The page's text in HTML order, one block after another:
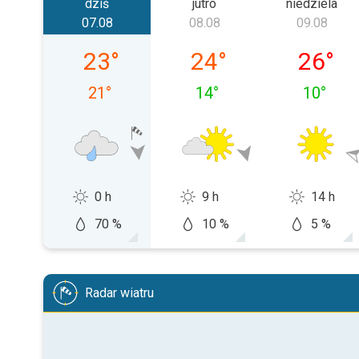
dziś
piątek, 07.08
07.08
23°
21 °
0 h
70 %
jutro
sobota, 08.08
08.08
24°
14°
9 h
10 %
niedziela
09.08
26°
10°
14 h
5 %
Radar wiatru